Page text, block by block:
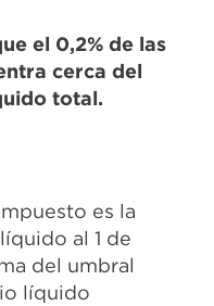
el 0,2% de las
cerca del
total.
es la
al 1 de
del umbral
líquido